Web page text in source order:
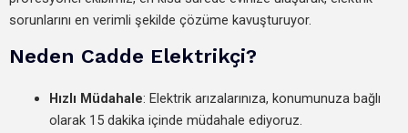
sorunlarını en verimli şekilde çözüme kavuşturuyor.
Neden Cadde Elektrikçi?
Hızlı Müdahale: Elektrik arızalarınıza, konumunuza bağlı
olarak 15 dakika içinde müdahale ediyoruz.